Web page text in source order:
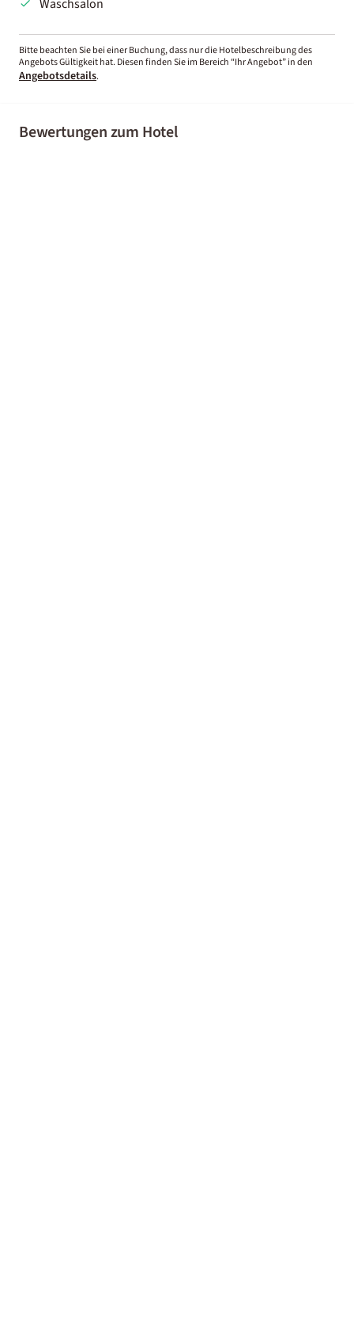
Waschsalon
Bitte beachten Sie bei einer Buchung, dass nur die Hotelbeschreibung des
Angebots Gültigkeit hat. Diesen finden Sie im Bereich “Ihr Angebot” in den
Angebotsdetails.
Bewertungen zum Hotel